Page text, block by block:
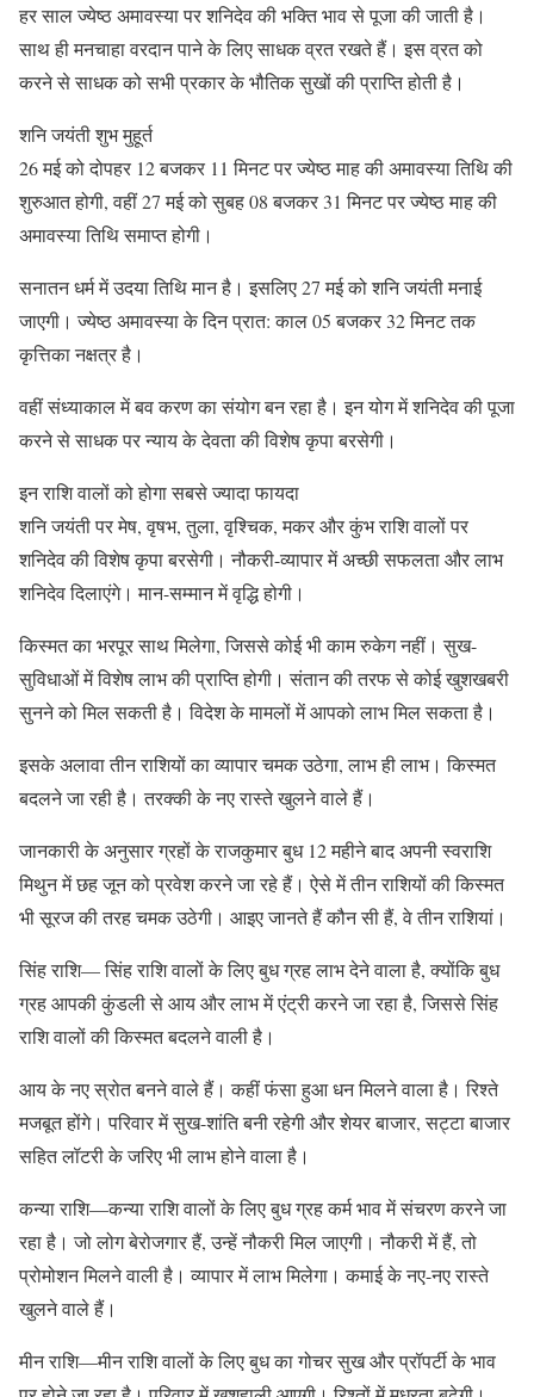
हर साल ज्येष्ठ अमावस्या पर शनिदेव की भक्ति भाव से पूजा की जाती है।
साथ ही मनचाहा वरदान पाने के लिए साधक व्रत रखते हैं। इस व्रत को
करने से साधक को सभी प्रकार के भौतिक सुखों की प्राप्ति होती है।
शनि जयंती शुभ मुहूर्त
26 मई को दोपहर 12 बजकर 11 मिनट पर ज्येष्ठ माह की अमावस्या तिथि की
शुरुआत होगी, वहीं 27 मई को सुबह 08 बजकर 31 मिनट पर ज्येष्ठ माह की
अमावस्या तिथि समाप्त होगी।
सनातन धर्म में उदया तिथि मान है। इसलिए 27 मई को शनि जयंती मनाई
जाएगी। ज्येष्ठ अमावस्या के दिन प्रात: काल 05 बजकर 32 मिनट तक
कृत्तिका नक्षत्र है।
वहीं संध्याकाल में बव करण का संयोग बन रहा है। इन योग में शनिदेव की पूजा
करने से साधक पर न्याय के देवता की विशेष कृपा बरसेगी।
इन राशि वालों को होगा सबसे ज्यादा फायदा
शनि जयंती पर मेष, वृषभ, तुला, वृश्चिक, मकर और कुंभ राशि वालों पर
शनिदेव की विशेष कृपा बरसेगी। नौकरी-व्यापार में अच्छी सफलता और लाभ
शनिदेव दिलाएंगे। मान-सम्मान में वृद्धि होगी।
किस्मत का भरपूर साथ मिलेगा, जिससे कोई भी काम रुकेग नहीं। सुख-
सुविधाओं में विशेष लाभ की प्राप्ति होगी। संतान की तरफ से कोई खुशखबरी
सुनने को मिल सकती है। विदेश के मामलों में आपको लाभ मिल सकता है।
इसके अलावा तीन राशियों का व्यापार चमक उठेगा, लाभ ही लाभ। किस्मत
बदलने जा रही है। तरक्की के नए रास्ते खुलने वाले हैं।
जानकारी के अनुसार ग्रहों के राजकुमार बुध 12 महीने बाद अपनी स्वराशि
मिथुन में छह जून को प्रवेश करने जा रहे हैं। ऐसे में तीन राशियों की किस्मत
भी सूरज की तरह चमक उठेगी। आइए जानते हैं कौन सी हैं, वे तीन राशियां।
सिंह राशि— सिंह राशि वालों के लिए बुध ग्रह लाभ देने वाला है, क्योंकि बुध
ग्रह आपकी कुंडली से आय और लाभ में एंट्री करने जा रहा है, जिससे सिंह
राशि वालों की किस्मत बदलने वाली है।
आय के नए स्रोत बनने वाले हैं। कहीं फंसा हुआ धन मिलने वाला है। रिश्ते
मजबूत होंगे। परिवार में सुख-शांति बनी रहेगी और शेयर बाजार, सट्टा बाजार
सहित लॉटरी के जरिए भी लाभ होने वाला है।
कन्या राशि—कन्या राशि वालों के लिए बुध ग्रह कर्म भाव में संचरण करने जा
रहा है। जो लोग बेरोजगार हैं, उन्हें नौकरी मिल जाएगी। नौकरी में हैं, तो
प्रोमोशन मिलने वाली है। व्यापार में लाभ मिलेगा। कमाई के नए-नए रास्ते
खुलने वाले हैं।
मीन राशि—मीन राशि वालों के लिए बुध का गोचर सुख और प्रॉपर्टी के भाव